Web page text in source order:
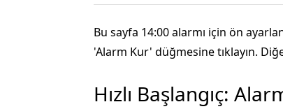
Bu sayfa 14:00 alarmı için ön
'Alarm Kur' düğmesine tıklayın.
Hızlı Başlangıç: